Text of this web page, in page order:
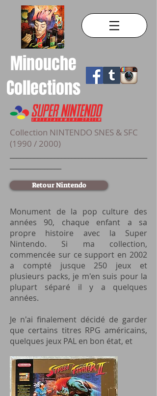
Minouche
Collections
Collection NINTENDO SNES & SFC
(1990 / 2000)
Retour Nintendo
Monument de la pop culture des
années 90, chaque enfant a sa
propre histoire avec la Super
Nintendo. Si ma collection,
commencée sur ce support en 2002
a compté jusque 250 jeux et
plusieurs packs, je m'en suis pour la
plupart séparé il y a quelques
années.
Je n'ai finalement décidé de garder
que certains titres RPG américains,
quelques jeux PAL en bon état, et